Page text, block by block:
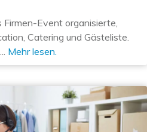
Event organisierte,
Catering und Gästeliste.
Mehr lesen.